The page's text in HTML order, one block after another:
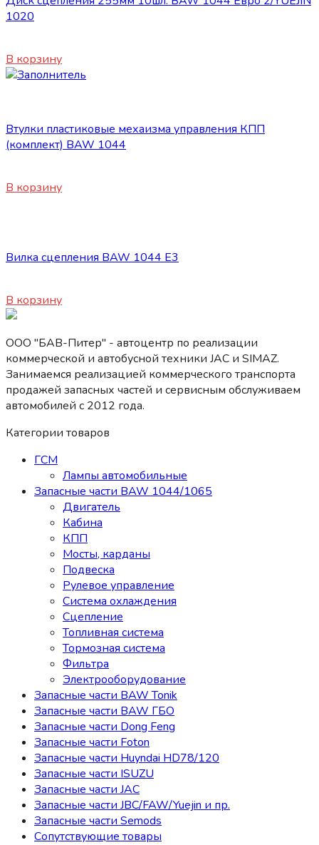
1020
В корзину
Втулки пластиковые мехаизма управления КПП
(комплект) BAW 1044
В корзину
Вилка сцепления BAW 1044 Е3
В корзину
ООО "БАВ-Питер" - автоцентр по реализации
коммерческой и автобусной техники JAC и SIMAZ.
Занимаемся реализацией коммерческого транспорта
продажей запасных частей и сервисным обслуживаем
автомобилей c 2012 года.
Категории товаров
ГСМ
Лампы автомобильные
Запасные части BAW 1044/1065
Двигатель
Кабина
КПП
Мосты, карданы
Подвеска
Рулевое управление
Система охлаждения
Сцепление
Топливная система
Тормозная система
Фильтра
Электрооборудование
Запасные части BAW Tonik
Запасные части BAW ГБО
Запасные части Dong Feng
Запасные части Foton
Запасные части Huyndai HD78/120
Запасные части ISUZU
Запасные части JAC
Запасные части JBC/FAW/Yuejin и пр.
Запасные части Semods
Сопутствующие товары